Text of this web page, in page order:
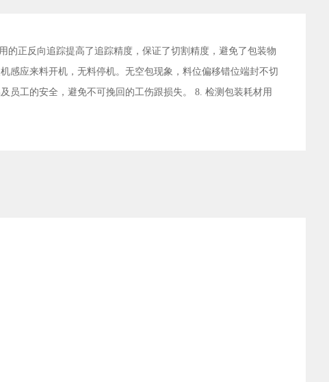
正反向追踪提高了追踪精度，保证了切割精度，避免了包装物
感应来料开机，无料停机。无空包现象，料位偏移错位端封不切
员工的安全，避免不可挽回的工伤跟损失。 8. 检测包装耗材用